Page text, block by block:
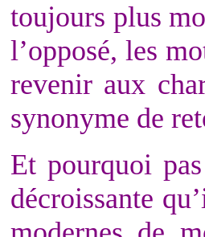
toujours plus
l’opposé, les
revenir aux
synonyme de
Et pourquoi
décroissante